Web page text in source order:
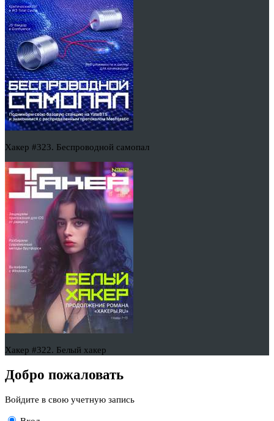
Хакер #323. Беспроводной самопал
Хакер #322. Белый хакер
Добро пожаловать
Войдите в свою учетную запись